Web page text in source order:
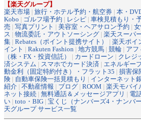
【楽天グループ】
楽天市場 | 旅行・ホテル予約・航空券 | 本・
Kobo | ゴルフ場予約 | レシピ | 車検見積もり・
売 | 写真プリント | 美容室・ヘアサロン予約 |
ス | 物流委託・アウトソーシング | 楽天スーパ
集 | Rebates（ポイント提携サイト） | 楽天ポイ
イント | Rakuten Fashion | 地方競馬 | 競輪 | アフ
（株・FX・投資信託）
| カードローン | クレジ
済システム | スマホでカード決済 | エネルギー
動金利（固定特約付き）・フラット35 | 損害保
険 | 自動車保険一括見積もり | インターネット
紹介 | 不動産情報 | ブログ | ROOM | 楽天モバイ
ネット接続 | 無料通話＆メッセージアプリ | 電
い | toto・BIG | 宝くじ（ナンバーズ4・ナンバー
天グループ サービス一覧